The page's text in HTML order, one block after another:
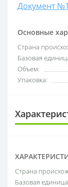
Основные
Cтрана
Базовая
Объем:
Упаковка:
Документ №1
Cтрана
Базовая единица